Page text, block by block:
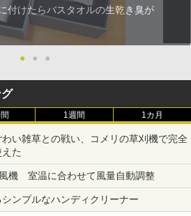
付けたらバスタオルの生乾き臭が
● ● ●
1週間 1カ月
わい雑草との戦い、コメリの草刈機で完全
た
機 室温に合わせて風量自動調整
ンプルなハンディクリーナー